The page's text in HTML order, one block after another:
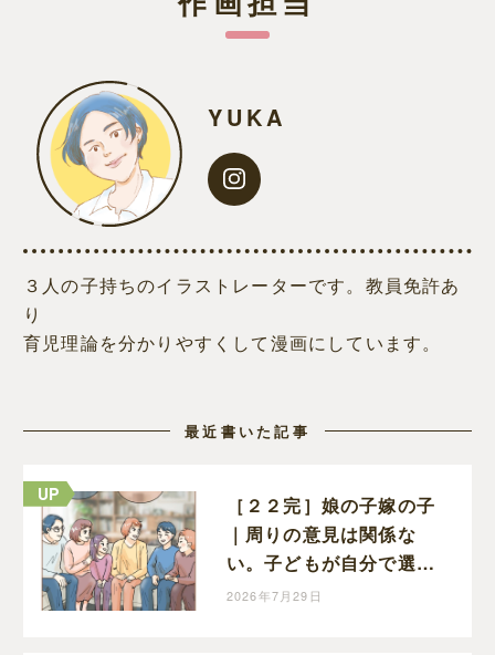
YUKA
３人の子持ちのイラストレーターです。教員免許あ
り
育児理論を分かりやすくして漫画にしています。
最近書いた記事
［２２完］娘の子嫁の子
｜周りの意見は関係な
い。子どもが自分で選ん
だ道を信じることが親に
2026年7月29日